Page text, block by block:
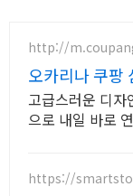
http://
오카리나 쿠팡
고급스러운 디자
으로 내일 바로
https://